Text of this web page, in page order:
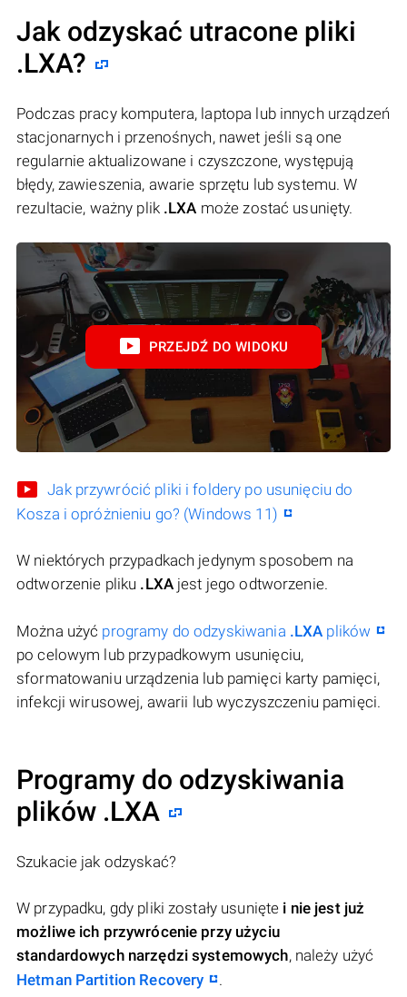
Jak odzyskać utracone pliki
.LXA?
Podczas pracy komputera, laptopa lub innych urządzeń
stacjonarnych i przenośnych, nawet jeśli są one
regularnie aktualizowane i czyszczone, występują
błędy, zawieszenia, awarie sprzętu lub systemu. W
rezultacie, ważny plik .LXA może zostać usunięty.
PRZEJDŹ DO WIDOKU
Jak przywrócić pliki i foldery po usunięciu do
Kosza i opróżnieniu go? (Windows 11)
W niektórych przypadkach jedynym sposobem na
odtworzenie pliku .LXAjest jego odtworzenie.
Można użyć programy do odzyskiwania .LXA plików
po celowym lub przypadkowym usunięciu,
sformatowaniu urządzenia lub pamięci karty pamięci,
infekcji wirusowej, awarii lub wyczyszczeniu pamięci.
Programy do odzyskiwania
plików .LXA
Szukacie jak odzyskać?
W przypadku, gdy pliki zostały usunięte i nie jest już
możliwe ich przywrócenie przy użyciu
standardowych narzędzi systemowych, należy użyć
Hetman Partition Recovery
.